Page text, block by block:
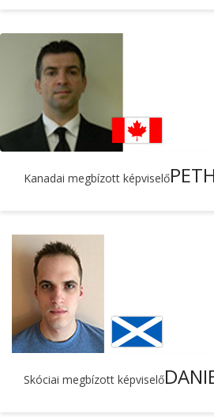
Kanadai megbízott képviselő
Skóciai megbízott képviselő